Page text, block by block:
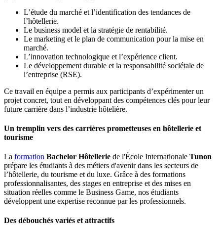
L’étude du marché et l’identification des tendances de
l’hôtellerie.
Le business model et la stratégie de rentabilité.
Le marketing et le plan de communication pour la mise en
marché.
L’innovation technologique et l’expérience client.
Le développement durable et la responsabilité sociétale de
l’entreprise (RSE).
Ce travail en équipe a permis aux participants d’expérimenter un
projet concret, tout en développant des compétences clés pour leur
future carrière dans l’industrie hôtelière.
Un tremplin vers des carrières prometteuses en hôtellerie et
tourisme
La formation Bachelor Hôtellerie de l'École Internationale Tunon
prépare les étudiants à des métiers d'avenir dans les secteurs de
l’hôtellerie, du tourisme et du luxe. Grâce à des formations
professionnalisantes, des stages en entreprise et des mises en
situation réelles comme le Business Game, nos étudiants
développent une expertise reconnue par les professionnels.
Des débouchés variés et attractifs